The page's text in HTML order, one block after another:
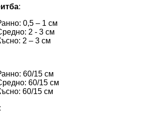
:
0,5 – 1 см
: 2 - 3 см
2 – 3 см
: 60/15 см
: 60/15 см
60/15 см